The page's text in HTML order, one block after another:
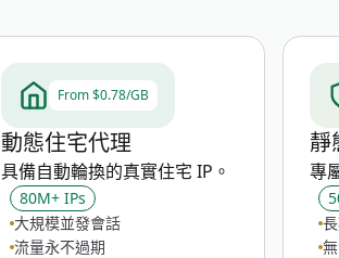
——可用性和效能可能
From $0.78/GB
動態住宅代理
具備自動輪換的真實住宅 IP。
80M+ IPs
大規模並發會話
流量永不過期
靜
專